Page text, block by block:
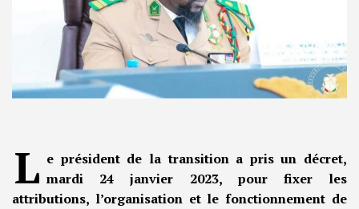
L e président de la transition a pris un décret,
mardi 24 janvier 2023, pour fixer les
attributions, l’organisation et le fonctionnement de